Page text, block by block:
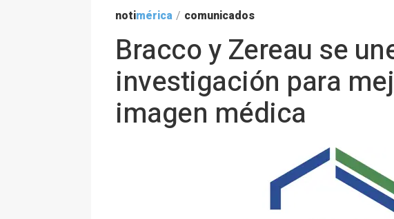
notimérica / comunicados
Bracco y Zereau se
investigación para
imagen médica